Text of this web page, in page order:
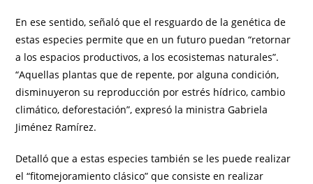
En ese sentido, señaló que el resguardo de la genética de
estas especies permite que en un futuro puedan “retornar
a los espacios productivos, a los ecosistemas naturales”.
“Aquellas plantas que de repente, por alguna condición,
disminuyeron su reproducción por estrés hídrico, cambio
climático, deforestación”, expresó la ministra Gabriela
Jiménez Ramírez.
Detalló que a estas especies también se les puede realizar
el “fitomejoramiento clásico” que consiste en realizar